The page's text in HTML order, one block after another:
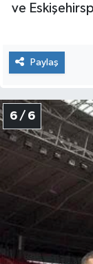
ve
Paylaş
6 / 6